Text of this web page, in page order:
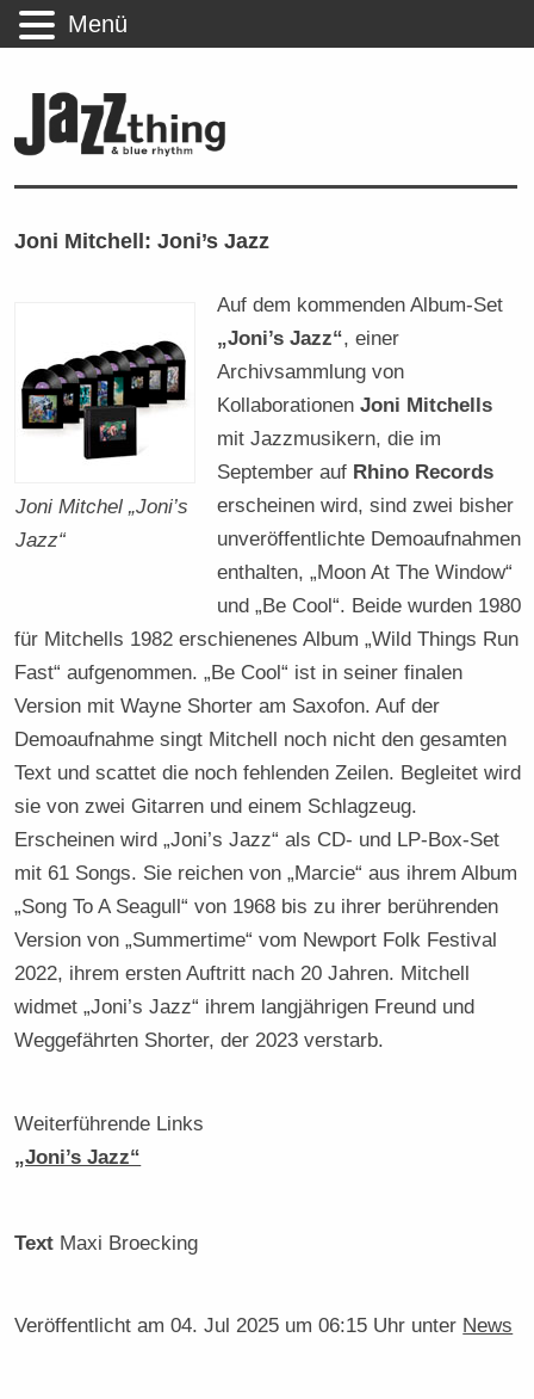
Joni Mitchell: Joni’s Jazz
Joni Mitchel „Joni’s
Jazz“
Auf dem kommenden Album-Set
„Joni’s Jazz“, einer
Archivsammlung von
KollaborationenJoni Mitchells
mit Jazzmusikern, die im
September auf Rhino Records
erscheinen wird, sind zwei bisher
unveröffentlichte Demoaufnahmen
enthalten, „Moon At The Window“
und „Be Cool“. Beide wurden 1980
für Mitchells 1982 erschienenes Album „Wild Things Run
Fast“ aufgenommen. „Be Cool“ ist in seiner finalen
Version mit Wayne Shorter am Saxofon. Auf der
Demoaufnahme singt Mitchell noch nicht den gesamten
Text und scattet die noch fehlenden Zeilen. Begleitet wird
sie von zwei Gitarren und einem Schlagzeug.
Erscheinen wird „Joni’s Jazz“ als CD- und LP-Box-Set
mit 61 Songs. Sie reichen von „Marcie“ aus ihrem Album
„Song To A Seagull“ von 1968 bis zu ihrer berührenden
Version von „Summertime“ vom Newport Folk Festival
2022, ihrem ersten Auftritt nach 20 Jahren. Mitchell
widmet „Joni’s Jazz“ ihrem langjährigen Freund und
Weggefährten Shorter, der 2023 verstarb.
Weiterführende Links
„Joni’s Jazz“
Text Maxi Broecking
Veröffentlicht am04. Jul 2025 um 06:15 Uhr unter News
Menü